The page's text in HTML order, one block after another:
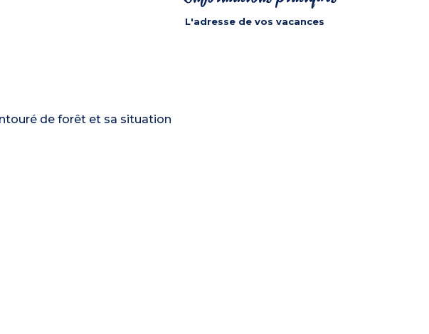
de forêt et sa situation
L'adresse de vos vacances